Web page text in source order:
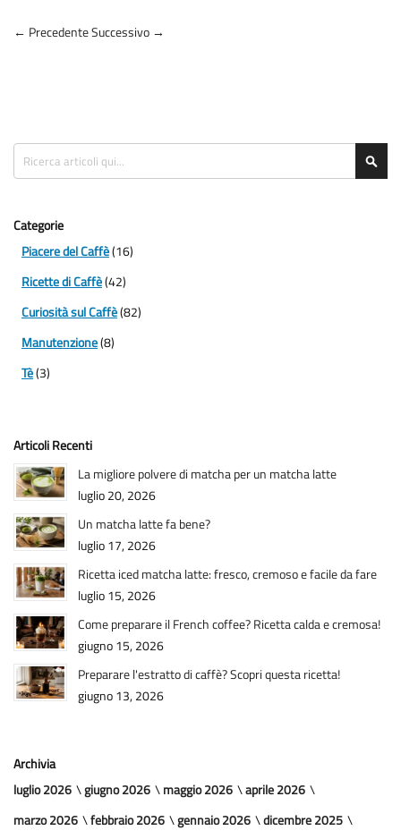
← PrecedenteSuccessivo →
Search
Categorie
Piacere del Caffè(16)
Ricette di Caffè(42)
Curiosità sul Caffè(82)
Manutenzione(8)
Tè(3)
Articoli Recenti
La migliore polvere di matcha per un matcha latte
luglio 20, 2026
Un matcha latte fa bene?
luglio 17, 2026
Ricetta iced matcha latte: fresco, cremoso e facile da fare
luglio 15, 2026
Come preparare il French coffee? Ricetta calda e cremosa!
giugno 15, 2026
Preparare l'estratto di caffè? Scopri questa ricetta!
giugno 13, 2026
Archivia
luglio 2026
giugno 2026 maggio 2026
aprile 2026
marzo 2026
febbraio 2026 gennaio 2026
dicembre 2025